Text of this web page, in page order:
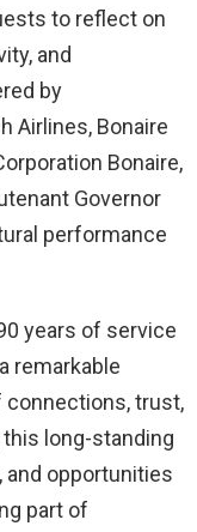
to reflect on
and
by
Airlines, Bonaire
Bonaire,
Governor
performance
years of service
remarkable
trust,
this long-standing
and opportunities
part of